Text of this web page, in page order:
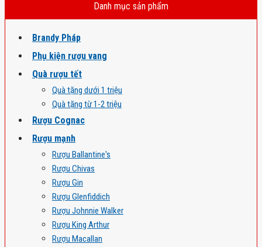
Danh mục sản phẩm
Brandy Pháp
Phụ kiện rượu vang
Quà rượu tết
Quà tặng dưới 1 triệu
Quà tặng từ 1-2 triệu
Rượu Cognac
Rượu mạnh
Rượu Ballantine's
Rượu Chivas
Rượu Gin
Rượu Glenfiddich
Rượu Johnnie Walker
Rượu King Arthur
Rượu Macallan